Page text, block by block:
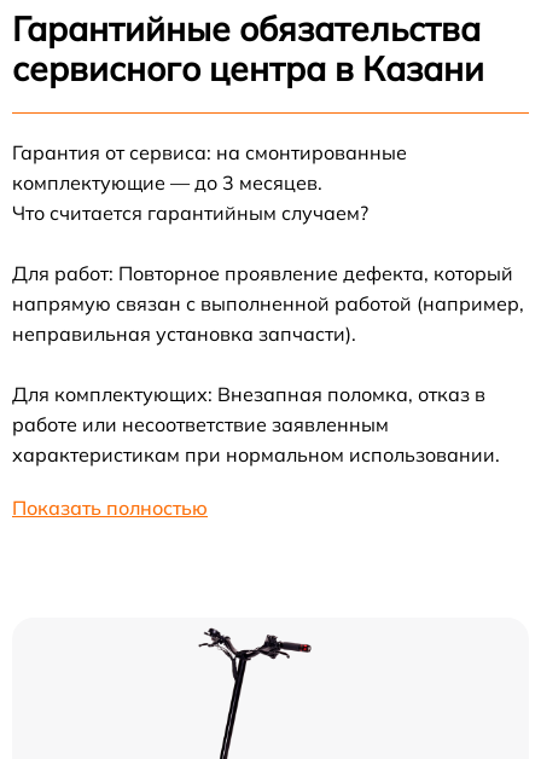
Гарантийные обязательства
сервисного центра в Казани
Гарантия от сервиса: на смонтированные
комплектующие — до 3 месяцев.
Что считается гарантийным случаем?
Для работ: Повторное проявление дефекта, который
напрямую связан с выполненной работой (например,
неправильная установка запчасти).
Для комплектующих: Внезапная поломка, отказ в
работе или несоответствие заявленным
характеристикам при нормальном использовании.
Показать полностью